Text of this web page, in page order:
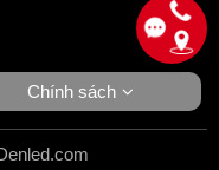
Chính sách